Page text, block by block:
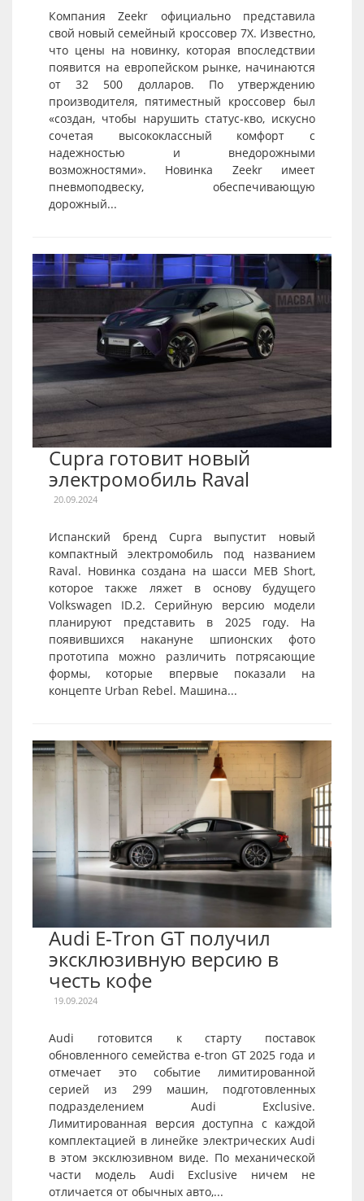
Компания Zeekr официально представила
свой новый семейный кроссовер 7X. Известно,
что цены на новинку, которая впоследствии
появится на европейском рынке, начинаются
от 32 500 долларов. По утверждению
производителя, пятиместный кроссовер был
«создан, чтобы нарушить статус-кво, искусно
сочетая высококлассный комфорт с
надежностью и внедорожными
возможностями». Новинка Zeekr имеет
пневмоподвеску, обеспечивающую
дорожный...
Cupra готовит новый
электромобиль Raval
20.09.2024
Испанский бренд Cupra выпустит новый
компактный электромобиль под названием
Raval. Новинка создана на шасси MEB Short,
которое также ляжет в основу будущего
Volkswagen ID.2. Серийную версию модели
планируют представить в 2025 году. На
появившихся накануне шпионских фото
прототипа можно различить потрясающие
формы, которые впервые показали на
концепте Urban Rebel. Машина...
Audi E-Tron GT получил
эксклюзивную версию в
честь кофе
19.09.2024
Audi готовится к старту поставок
обновленного семейства e-tron GT 2025 года и
отмечает это событие лимитированной
серией из 299 машин, подготовленных
подразделением Audi Exclusive.
Лимитированная версия доступна с каждой
комплектацией в линейке электрических Audi
в этом эксклюзивном виде. По механической
части модель Audi Exclusive ничем не
отличается от обычных авто,...